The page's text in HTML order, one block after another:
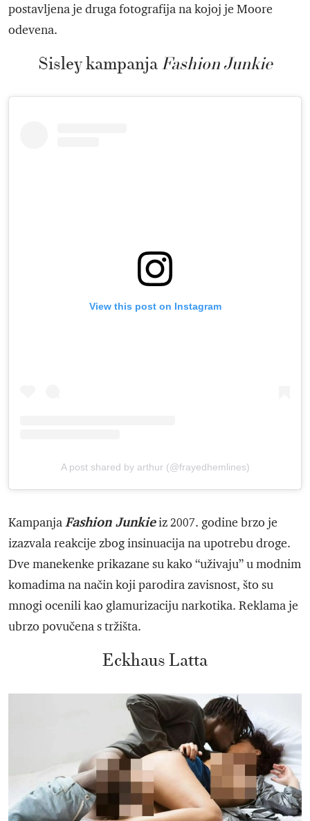
postavljena je druga fotografija na kojoj je Moore
odevena.
Sisley kampanjaFashion Junkie
View this post on Instagram
A post shared by arthur (@frayedhemlines)
KampanjaFashion Junkieiz 2007. godine brzo je
izazvala reakcije zbog insinuacija na upotrebu droge.
Dve manekenke prikazane su kako “uživaju” u modnim
komadima na način koji parodira zavisnost, što su
mnogi ocenili kao glamurizaciju narkotika. Reklama je
ubrzo povučena s tržišta.
Eckhaus Latta